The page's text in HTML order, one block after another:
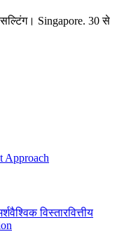
Singapore. 30 से
Approach
वैश्विक विस्तारवित्तीय